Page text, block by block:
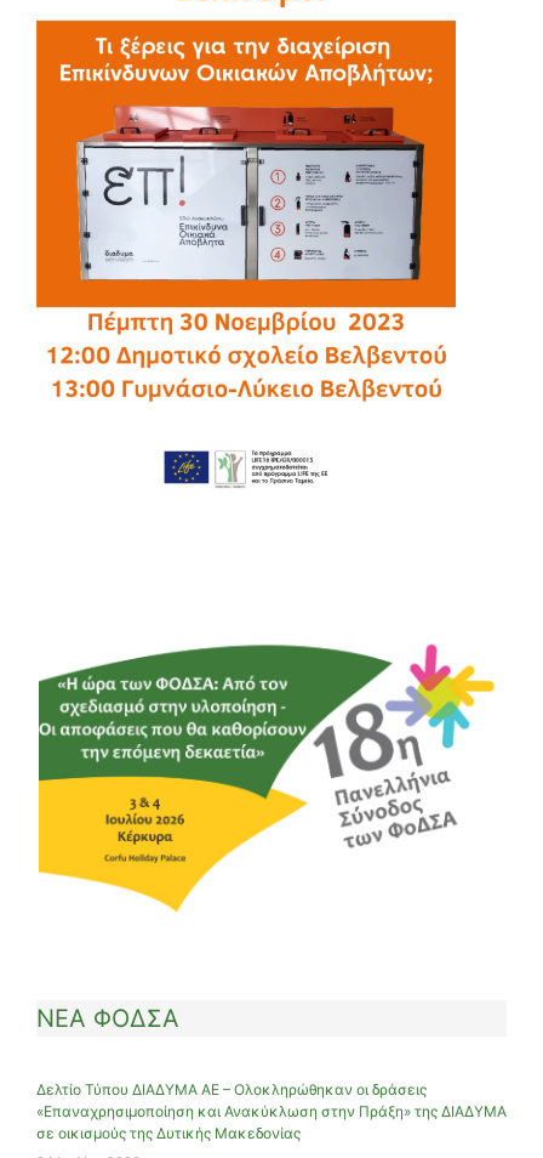
ΝΕΑ ΦΟΔΣΑ
Δελτίο Τύπου ΔΙΑΔΥΜΑ ΑΕ – Ολοκληρώθηκαν οι δράσεις
«Επαναχρησιμοποίηση και Ανακύκλωση στην Πράξη» της ΔΙΑΔΥΜΑ
σε οικισμούς της Δυτικής Μακεδονίας